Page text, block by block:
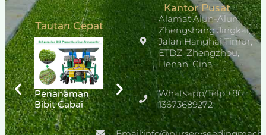
Tautan Cepat
Penanaman
Bibit Cabai
Mesin Seeder
Pembibitan
Sayuran untuk
Pembibitan
Penanaman
Tembakau
Kantor Pusat
Alamat:Alun-Alun
Zhengshang Jingkai,
Jalan Hanghai Timur,
ETDZ, Zhengzhou,
Henan, Cina
Whatsapp/Telp:+86
13673689272